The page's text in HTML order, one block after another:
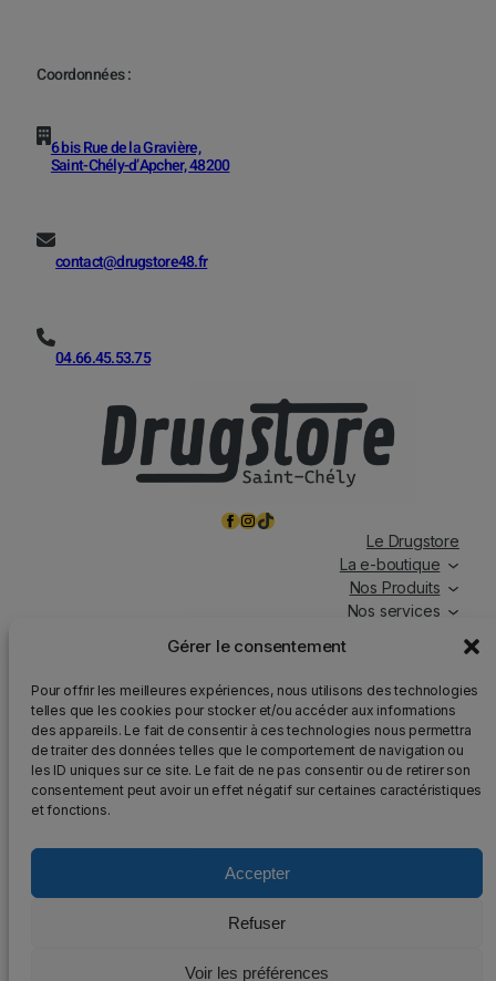
Gérer le consentement
Pour offrir les meilleures expériences, nous utilisons des technologies
telles que les cookies pour stocker et/ou accéder aux informations
des appareils. Le fait de consentir à ces technologies nous permettra
de traiter des données telles que le comportement de navigation ou
les ID uniques sur ce site. Le fait de ne pas consentir ou de retirer son
consentement peut avoir un effet négatif sur certaines caractéristiques
et fonctions.
Accepter
Refuser
Voir les préférences
Coordonnées :
6 bis Rue de la Gravière,
Saint-Chély-d’Apcher, 48200
contact@drugstore48.fr
04.66.45.53.75
FacebookInstagramTikTok
Le Drugstore
La e-boutique
Nos Produits
Nos services
les jours fériés.
Attention: Nous rappelons que la vente d’alcool est
strictement interdite aux mineurs, que l’abus d’alcool est
dangereux pour la santé et qu’il doit être consommé avec
modération.
2025 – Tous droits réservés au DrugStore48
– Politique de confidentialité